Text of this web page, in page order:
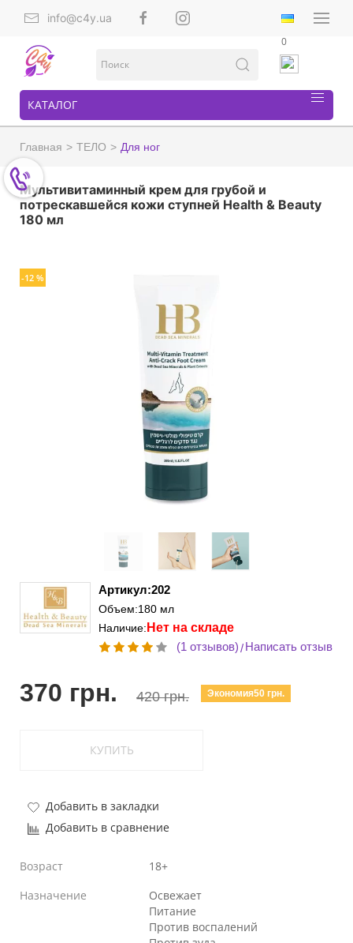
info@c4y.ua
0
КАТАЛОГ
Главная ТЕЛО Для ног
Мультивитаминный крем для грубой и
потрескавшейся кожи ступней Health & Beauty
180 мл
-12 %
Артикул:202
Объем:180 мл
Наличие: Нет на складе
(1 отзывов)/Написать отзыв
370 грн. 420 грн. Экономия50 грн.
КУПИТЬ
Добавить в закладки
Добавить в сравнение
Возраст
18+
Назначение
Освежает
Питание
Против воспалений